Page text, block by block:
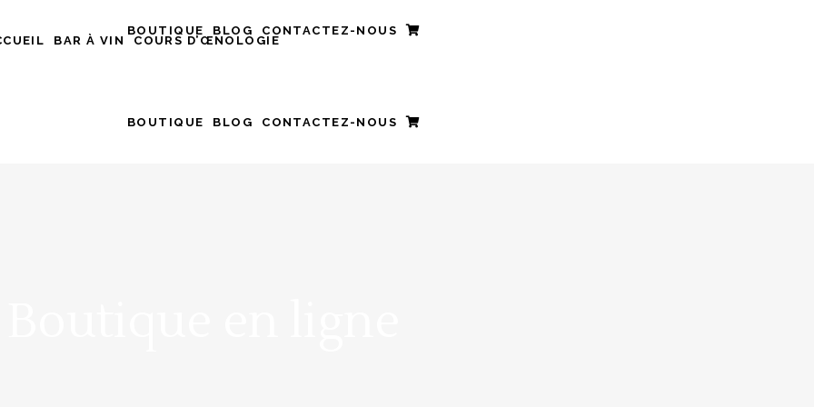
BAR À VIN COURS D’ŒNOLOGIE
BOUTIQUE BLOG CONTACTEZ-NOUS
BOUTIQUE BLOG CONTACTEZ-NOUS